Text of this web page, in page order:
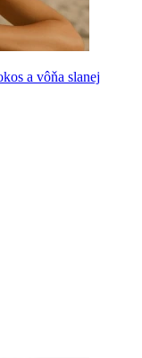
a vôňa slanej